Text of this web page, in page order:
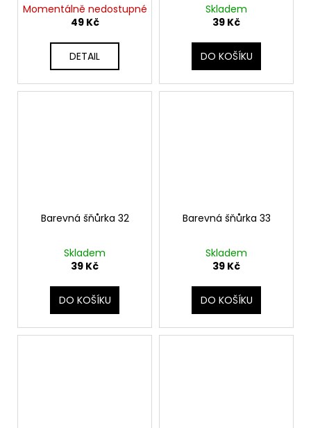
Momentálně nedostupné
49 Kč
DETAIL
Skladem
39 Kč
DO KOŠÍKU
Barevná šňůrka 32
Skladem
39 Kč
DO KOŠÍKU
Barevná šňůrka 33
Skladem
39 Kč
DO KOŠÍKU